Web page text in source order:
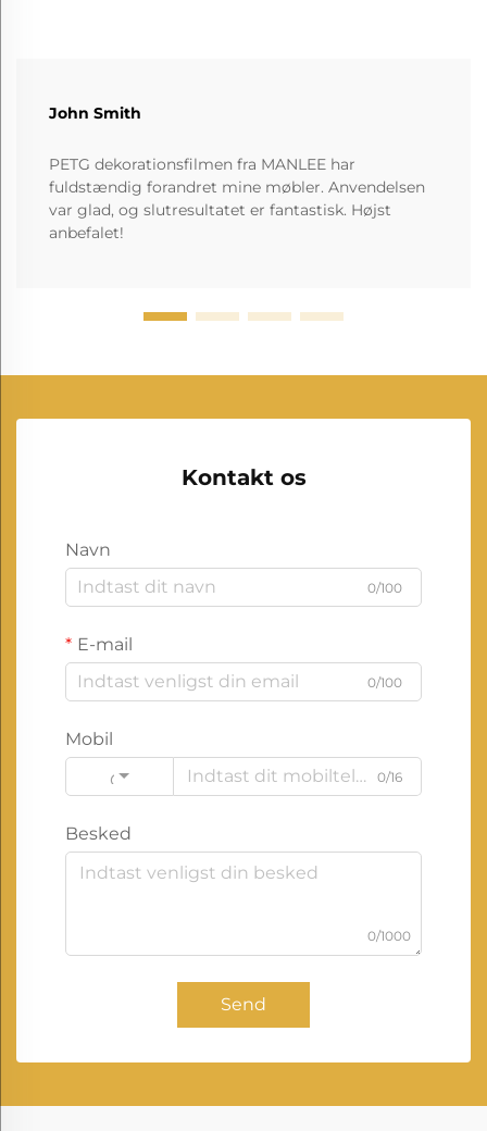
John Smith
PETG dekorationsfilmen fra MANLEE har
fuldstændig forandret mine møbler. Anvendelsen
var glad, og slutresultatet er fantastisk. Højst
anbefalet!
Kontakt os
Navn
0/100
E-mail
0/100
Mobil
Code
0/16
Besked
0/1000
Send